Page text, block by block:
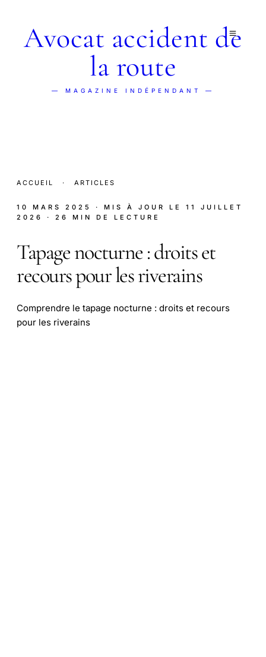
Avocat accident de
la route
— MAGAZINE INDÉPENDANT —
ACCUEIL · ARTICLES
10 MARS 2025 · MIS À JOUR LE 11 JUILLET
2026
· 26 MIN DE LECTURE
Tapage nocturne : droits et
recours pour les riverains
Comprendre le tapage nocturne : droits et recours
pour les riverains